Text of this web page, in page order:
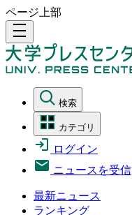
ページ上部
density_medium
検索
カテゴリ
ログイン
ニュースを受信
最新ニュース
ランキング